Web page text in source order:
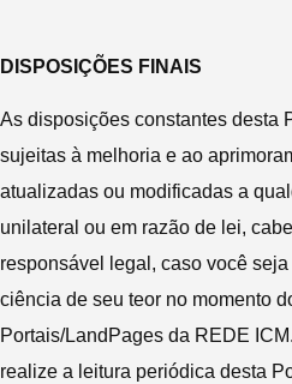
DISPOSIÇÕES FINAIS
As disposições constantes desta
sujeitas à melhoria e ao
atualizadas ou modificadas a
unilateral ou em razão de lei,
responsável legal, caso você
ciência de seu teor no momento
Portais/LandPages da REDE
realize a leitura periódica desta